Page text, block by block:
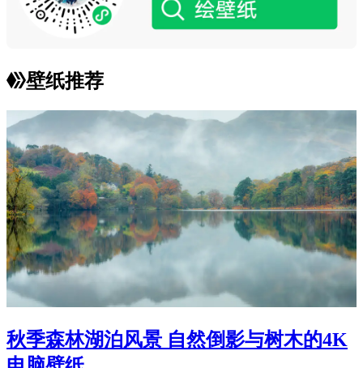
壁纸推荐
秋季森林湖泊风景 自然倒影与树木的4K